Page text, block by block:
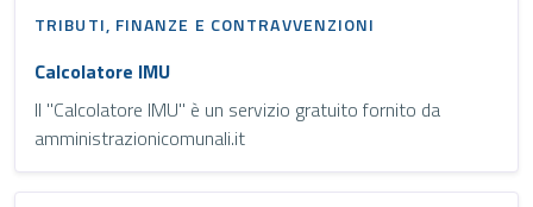
TRIBUTI, FINANZE E CONTRAVVENZIONI
Calcolatore IMU
Il "Calcolatore IMU" è un servizio gratuito fornito da
amministrazionicomunali.it